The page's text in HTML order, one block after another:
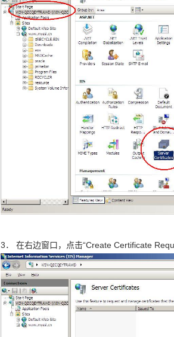
3． 在右边窗口，点击“Create Certificate